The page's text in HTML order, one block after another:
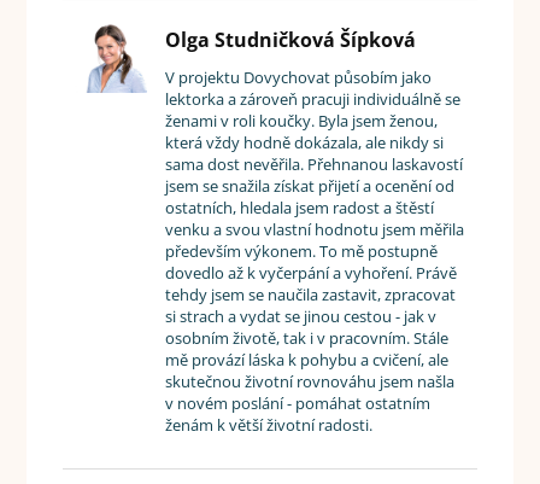
Olga Studničková Šípková
V projektu Dovychovat působím jako
lektorka a zároveň pracuji individuálně se
ženami v roli koučky. Byla jsem ženou,
která vždy hodně dokázala, ale nikdy si
sama dost nevěřila. Přehnanou laskavostí
jsem se snažila získat přijetí a ocenění od
ostatních, hledala jsem radost a štěstí
venku a svou vlastní hodnotu jsem měřila
především výkonem. To mě postupně
dovedlo až k vyčerpání a vyhoření. Právě
tehdy jsem se naučila zastavit, zpracovat
si strach a vydat se jinou cestou - jak v
osobním životě, tak i v pracovním. Stále
mě provází láska k pohybu a cvičení, ale
skutečnou životní rovnováhu jsem našla
v novém poslání - pomáhat ostatním
ženám k větší životní radosti.